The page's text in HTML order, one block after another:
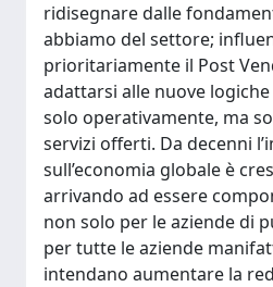
ridisegnare dalle
abbiamo del settore;
prioritariamente il Post
adattarsi alle nuove
solo operativamente, ma
servizi offerti. Da decenni
sull’economia globale è
arrivando ad essere
non solo per le aziende di
per tutte le aziende
intendano aumentare la